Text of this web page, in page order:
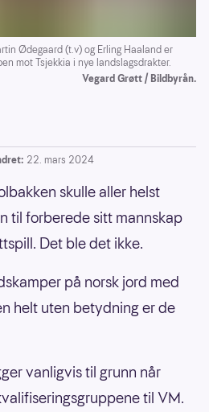
Ødegaard (t.v) og Erling Haaland er
mot Tsjekkia i nye landslagsdrakter.
Vegard Grøtt / Bildbyrån.
22. mars 2024
skulle aller helst
til forberede sitt mannskap
Det ble det ikke.
på norsk jord med
helt uten betydning er de
vanligvis til grunn når
til VM.